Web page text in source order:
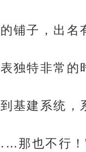
铺子，出名
独特非常的
基建系统，
那也不行！